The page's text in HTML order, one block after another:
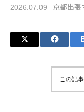
2026.07.09 京都出
この記